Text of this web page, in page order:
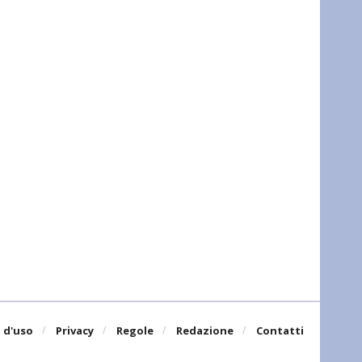
d'uso Privacy Regole Redazione Contatti